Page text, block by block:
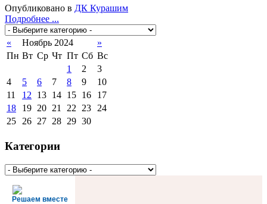
Опубликовано в ДК Курашим
Подробнее ...
« Ноябрь 2024
»
Пн Вт Ср Чт Пт Сб Вс
1
2
3
4
5 6 7 8 9
10
11
12 13 14 15 16
17
18
19 20 21 22 23
24
25
26 27 28 29 30
Категории
Решаем вместе